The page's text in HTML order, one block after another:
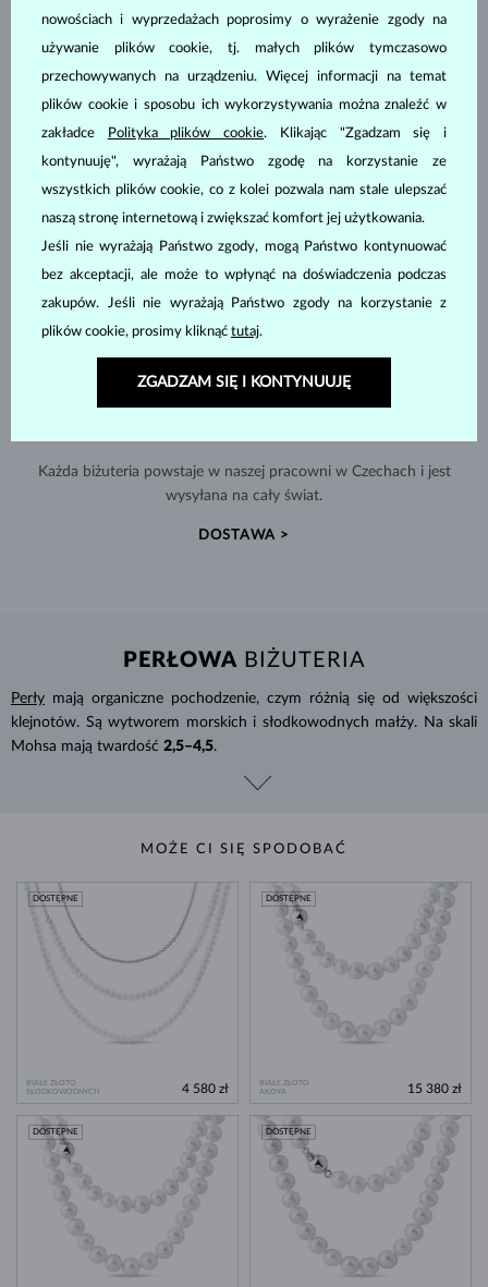
Każda biżuteria powstaje w naszej pracowni w Czechach i jest
wysyłana na cały świat.
DOSTAWA >
PERŁOWA BIŻUTERIA
Perły mają organiczne pochodzenie, czym różnią się od większości
klejnotów. Są wytworem morskich i słodkowodnych małży. Na skali
Mohsa mają twardość 2,5–4,5.
MOŻE CI SIĘ SPODOBAĆ
BIAŁE ZŁOTO
SŁODKOWODNYCH
DOSTĘPNE
4 580 zł
BIAŁE ZŁOTO
AKOYA
DOSTĘPNE
15 380 zł
DOSTĘPNE DOSTĘPNE
nowościach i wyprzedażach poprosimy o wyrażenie zgody na
używanie plików cookie, tj. małych plików tymczasowo
przechowywanych na urządzeniu. Więcej informacji na temat
plików cookie i sposobu ich wykorzystywania można znaleźć w
zakładce
Polityka plików cookie. Klikając "Zgadzam się i
kontynuuję", wyrażają Państwo zgodę na korzystanie ze
wszystkich plików cookie, co z kolei pozwala nam stale ulepszać
naszą stronę internetową i zwiększać komfort jej użytkowania.
Jeśli nie wyrażają Państwo zgody, mogą Państwo kontynuować
bez akceptacji, ale może to wpłynąć na doświadczenia podczas
zakupów. Jeśli nie wyrażają Państwo zgody na korzystanie z
plików cookie, prosimy kliknąć tutaj.
ZGADZAM SIĘ I KONTYNUUJĘ